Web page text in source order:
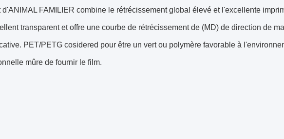
FAMILIER combine le rétrécissement global élevé et l'excellente
transparent et offre une courbe de rétrécissement de (MD) de direction de
PET/PETG cosidered pour être un vert ou polymère favorable à
mûre de fournir le film.